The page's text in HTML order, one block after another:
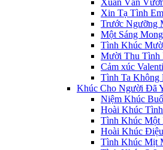
Xin Tạ Tình Em
Trước Ngưỡng
Một Sáng
Tình Khúc
Mười Thu Tình
Cảm xúc
Tình Ta Không
Khúc Cho Người Đã
Niệm Khúc
Hoài Khúc
Tình Khúc Một
Hoài Khúc
Tình Khúc Mịt